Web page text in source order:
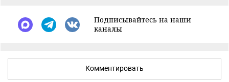
Подписывайтесь на наши
каналы
Комментировать